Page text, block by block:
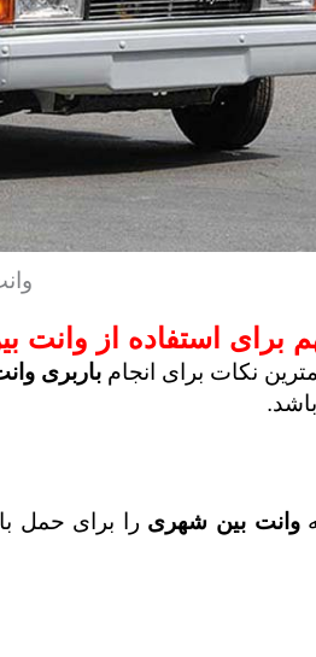
برای استفاده از وانت
نکات برای انجام باربری
وانت بین شهری را برای حمل